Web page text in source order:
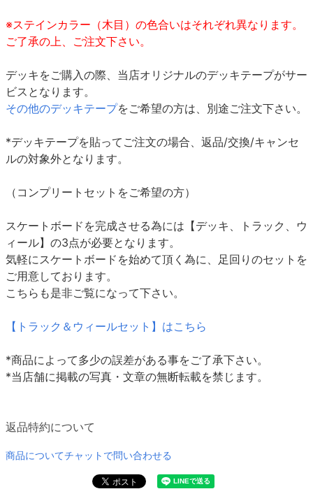
※ステインカラー（木目）の色合いはそれぞれ異なります。
ご了承の上、ご注文下さい。
デッキをご購入の際、当店オリジナルのデッキテープがサー
ビスとなります。
その他のデッキテープをご希望の方は、別途ご注文下さい。
*デッキテープを貼ってご注文の場合、返品/交換/キャンセ
ルの対象外となります。
（コンプリートセットをご希望の方）
スケートボードを完成させる為には【デッキ、トラック、ウ
ィール】の3点が必要となります。
気軽にスケートボードを始めて頂く為に、足回りのセットを
ご用意しております。
こちらも是非ご覧になって下さい。
【トラック＆ウィールセット】はこちら
*商品によって多少の誤差がある事をご了承下さい。
*当店舗に掲載の写真・文章の無断転載を禁じます。
返品特約について
商品についてチャットで問い合わせる